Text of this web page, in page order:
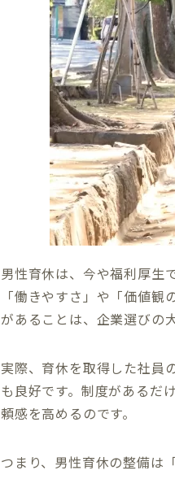
男性育休は、今や福利厚生
「働きやすさ」や「価値
があることは、企業選びの
実際、育休を取得した社員
も良好です。制度があるだ
頼感を高めるのです。
つまり、男性育休の整備は